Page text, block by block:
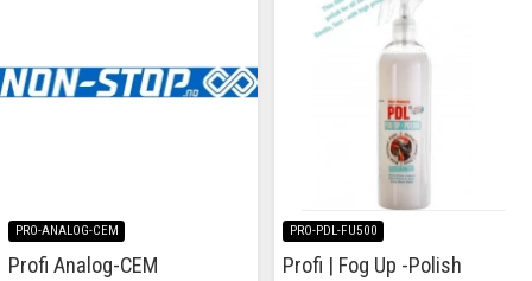
PRO-ANALOG-CEM
Profi Analog-CEM
PRO-PDL-FU500
Profi | Fog Up -Polish